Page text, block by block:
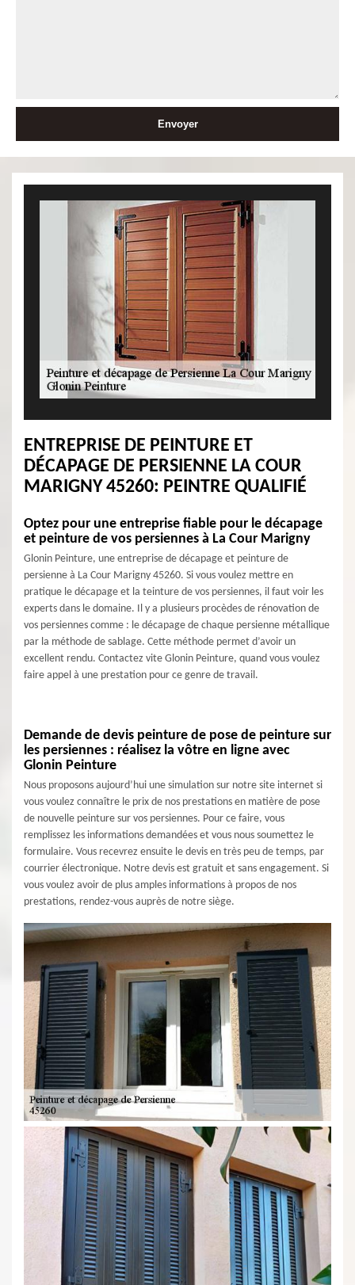
ENTREPRISE DE PEINTURE ET
DÉCAPAGE DE PERSIENNE LA COUR
MARIGNY 45260: PEINTRE QUALIFIÉ
Optez pour une entreprise fiable pour le décapage
et peinture de vos persiennes à La Cour Marigny
Glonin Peinture, une entreprise de décapage et peinture de
persienne à La Cour Marigny 45260. Si vous voulez mettre en
pratique le décapage et la teinture de vos persiennes, il faut voir les
experts dans le domaine. Il y a plusieurs procèdes de rénovation de
vos persiennes comme : le décapage de chaque persienne métallique
par la méthode de sablage. Cette méthode permet d’avoir un
excellent rendu. Contactez vite Glonin Peinture, quand vous voulez
faire appel à une prestation pour ce genre de travail.
Demande de devis peinture de pose de peinture sur
les persiennes : réalisez la vôtre en ligne avec
Glonin Peinture
Nous proposons aujourd’hui une simulation sur notre site internet si
vous voulez connaître le prix de nos prestations en matière de pose
de nouvelle peinture sur vos persiennes. Pour ce faire, vous
remplissez les informations demandées et vous nous soumettez le
formulaire. Vous recevrez ensuite le devis en très peu de temps, par
courrier électronique. Notre devis est gratuit et sans engagement. Si
vous voulez avoir de plus amples informations à propos de nos
prestations, rendez-vous auprès de notre siège.